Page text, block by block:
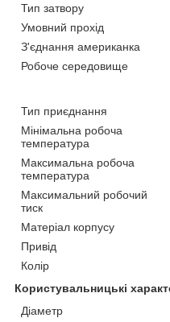
Тип затвору
Умовний прохід
З'єднання американка
Робоче середовище
Тип приєднання
Мінімальна робоча
температура
Максимальна робоча
температура
Максимальний робочий
тиск
Матеріал корпусу
Привід
Колір
Користувальницькі
Діаметр